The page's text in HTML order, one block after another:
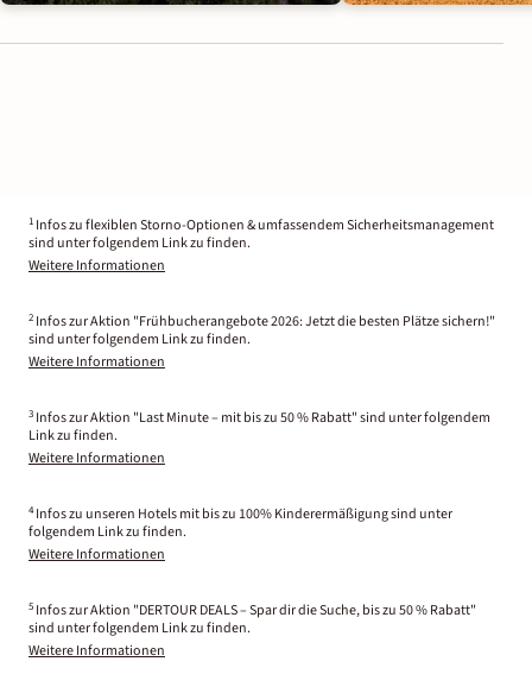
1 Infos zu flexiblen Storno-Optionen & umfassendem Sicherheitsmanagement
sind unter folgendem Link zu finden.
Weitere Informationen
2 Infos zur Aktion "Frühbucherangebote 2026: Jetzt die besten Plätze sichern!"
sind unter folgendem Link zu finden.
Weitere Informationen
3 Infos zur Aktion "Last Minute – mit bis zu 50 % Rabatt" sind unter folgendem
Link zu finden.
Weitere Informationen
4 Infos zu unseren Hotels mit bis zu 100% Kinderermäßigung sind unter
folgendem Link zu finden.
Weitere Informationen
5 Infos zur Aktion "DERTOUR DEALS – Spar dir die Suche, bis zu 50 % Rabatt"
sind unter folgendem Link zu finden.
Weitere Informationen